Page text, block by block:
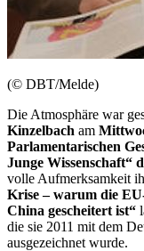
(© DBT/Melde)
Die Atmosphäre war
Kinzelbach am
Parlamentarischen
Junge Wissenschaft“
volle Aufmerksamkeit
Krise – warum die
China gescheitert ist“
die sie 2011 mit dem
ausgezeichnet wurde.